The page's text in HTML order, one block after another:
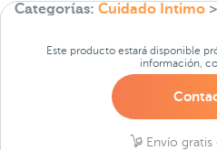
Categorías: Cuidado Intimo >
Este producto estará disponible
información,
Envío